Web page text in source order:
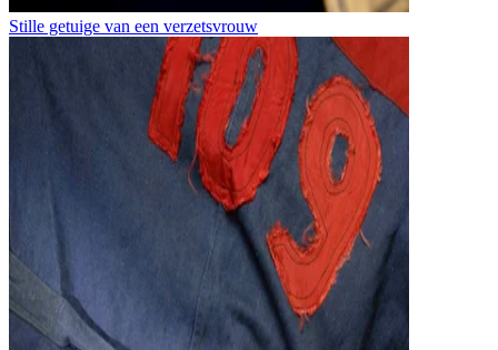
Stille getuige van een verzetsvrouw